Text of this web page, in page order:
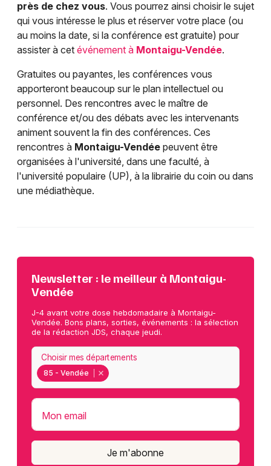
près de chez vous. Vous pourrez ainsi choisir le sujet
qui vous intéresse le plus et réserver votre place (ou
au moins la date, si la conférence est gratuite) pour
assister à cet événement à Montaigu-Vendée.
Gratuites ou payantes, les conférences vous
apporteront beaucoup sur le plan intellectuel ou
personnel. Des rencontres avec le maître de
conférence et/ou des débats avec les intervenants
animent souvent la fin des conférences. Ces
rencontres à Montaigu-Vendée peuvent être
organisées à l'université, dans une faculté, à
l'université populaire (UP), à la librairie du coin ou dans
une médiathèque.
Newsletter : le meilleur à Montaigu-
Vendée
J-4 avant votre dose hebdomadaire à Montaigu-
Vendée. Bons plans, sorties, événements : la sélection
de la rédaction JDS, chaque jeudi.
85 - Vendée
Choisir mes départements
Mon email
Je m'abonne